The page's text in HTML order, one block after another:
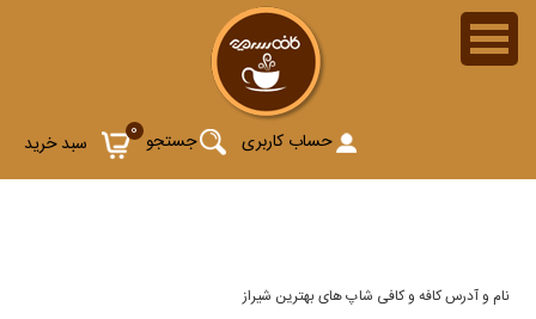
0 سبد خرید جستجو حساب کاربری
لیست نام و آدرس کافی شاپ و کافه های بهترین شیراز
نام و آدرس کافه و کافی شاپ های بهترین شیراز